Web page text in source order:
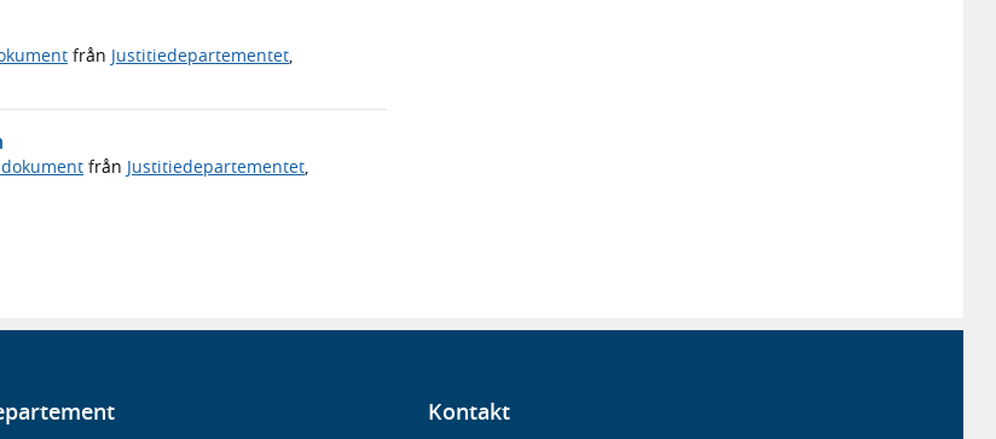
från Justitiedepartementet,
från Justitiedepartementet,
Kontakt